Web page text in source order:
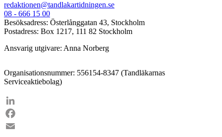
redaktionen@tandlakartidningen.se
08 - 666 15 00
Besöksadress: Österlånggatan 43, Stockholm
Postadress: Box 1217, 111 82 Stockholm
Ansvarig utgivare: Anna Norberg
Organisationsnummer: 556154-8347 (Tandläkarnas
Serviceaktiebolag)
LinkedIn
Facebook